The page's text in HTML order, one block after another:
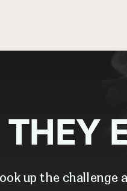
THEY
up the challenge